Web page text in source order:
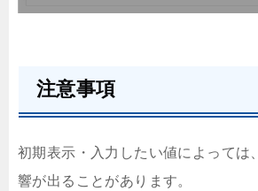
注意事項
初期表示・入力したい値によっては
響が出ることがあります。